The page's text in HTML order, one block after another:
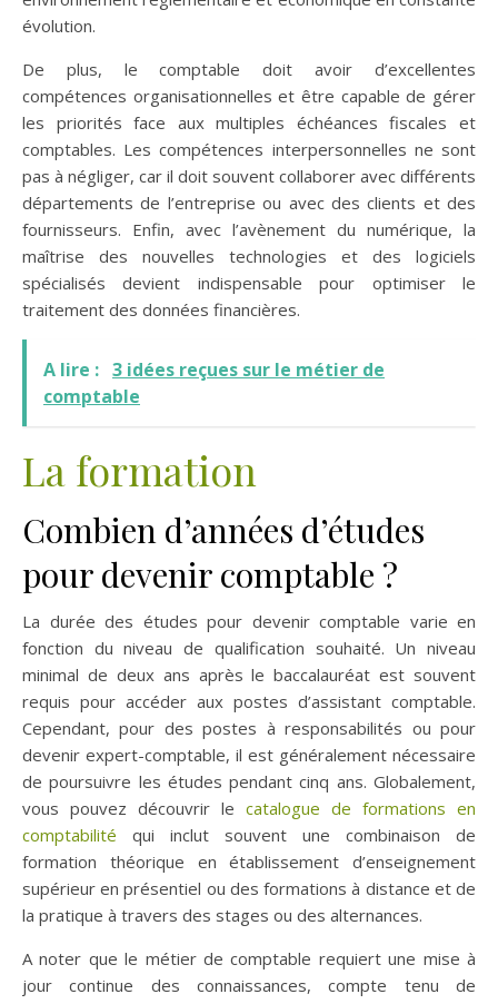
évolution.
De plus, le comptable doit avoir d’excellentes
compétences organisationnelles et être capable de gérer
les priorités face aux multiples échéances fiscales et
comptables. Les compétences interpersonnelles ne sont
pas à négliger, car il doit souvent collaborer avec différents
départements de l’entreprise ou avec des clients et des
fournisseurs. Enfin, avec l’avènement du numérique, la
maîtrise des nouvelles technologies et des logiciels
spécialisés devient indispensable pour optimiser le
traitement des données financières.
A lire : 3 idées reçues sur le métier de
comptable
La formation
Combien d’années d’études
pour devenir comptable ?
La durée des études pour devenir comptable varie en
fonction du niveau de qualification souhaité. Un niveau
minimal de deux ans après le baccalauréat est souvent
requis pour accéder aux postes d’assistant comptable.
Cependant, pour des postes à responsabilités ou pour
devenir expert-comptable, il est généralement nécessaire
de poursuivre les études pendant cinq ans. Globalement,
vous pouvez découvrir le catalogue de formations en
comptabilité qui inclut souvent une combinaison de
formation théorique en établissement d’enseignement
supérieur en présentiel ou des formations à distance et de
la pratique à travers des stages ou des alternances.
A noter que le métier de comptable requiert une mise à
jour continue des connaissances, compte tenu de